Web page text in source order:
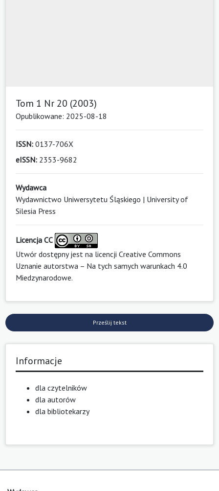
Tom 1 Nr 20 (2003)
Opublikowane: 2025-08-18
ISSN: 0137-706X
eISSN: 2353-9682
Wydawca
Wydawnictwo Uniwersytetu Śląskiego | University of
Silesia Press
Licencja CC
Utwór dostępny jest na licencji Creative Commons
Uznanie autorstwa – Na tych samych warunkach 4.0
Miedzynarodowe.
Prześlij tekst
Informacje
dla czytelników
dla autorów
dla bibliotekarzy